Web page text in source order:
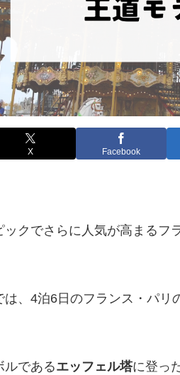
X Facebook
ックでさらに人気が高まるフ
は、4泊6日のフランス・パリ
ルであるエッフェル塔に登っ